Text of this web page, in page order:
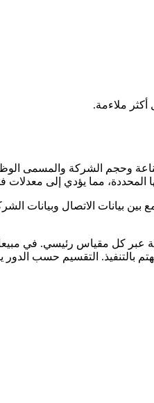
ملاءمة.
وحجم الشركة والمسمى
مما يؤدي إلى معدلات
بين بيانات الاتصال
يهتم بالتنفيذ. التقسيم حسب